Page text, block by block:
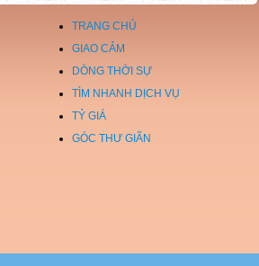
TRANG CHỦ
GIAO CẢM
DÒNG THỜI SỰ
TÌM NHANH DỊCH VỤ
TỶ GIÁ
GÓC THƯ GIÃN